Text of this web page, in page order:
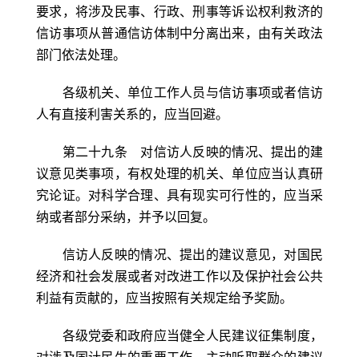
要求，将涉及民事、行政、刑事等诉讼权利救济的
信访事项从普通信访体制中分离出来，由有关政法
部门依法处理。
各级机关、单位工作人员与信访事项或者信访
人有直接利害关系的，应当回避。
第二十九条 对信访人反映的情况、提出的建
议意见类事项，有权处理的机关、单位应当认真研
究论证。对科学合理、具有现实可行性的，应当采
纳或者部分采纳，并予以回复。
信访人反映的情况、提出的建议意见，对国民
经济和社会发展或者对改进工作以及保护社会公共
利益有贡献的，应当按照有关规定给予奖励。
各级党委和政府应当健全人民建议征集制度，